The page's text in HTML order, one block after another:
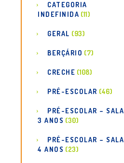
CATEGORIA
INDEFINIDA (11)
GERAL (93)
BERÇÁRIO (7)
CRECHE (108)
PRÉ-ESCOLAR (46)
PRÉ-ESCOLAR – SALA
3 ANOS (30)
PRÉ-ESCOLAR – SALA
4 ANOS (23)